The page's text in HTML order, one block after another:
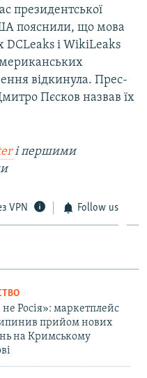
президентської
пояснили, що мова
DCLeaks і WikiLeaks
відкинула. Прес-
Пєсков назвав їх
і першими
VPN Follow us
Росія»: маркетплейс
прийом нових
на Кримському